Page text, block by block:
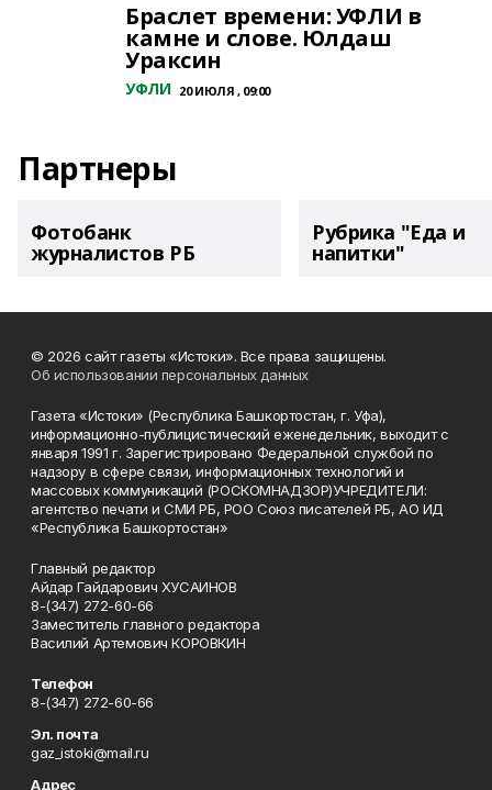
Браслет времени: УФЛИ в
камне и слове. Юлдаш
Ураксин
УФЛИ 20 ИЮЛЯ , 09:00
Партнеры
Фотобанк
журналистов РБ
Рубрика "Еда и
напитки"
© 2026 сайт газеты «Истоки». Все права защищены.
Об использовании персональных данных
Газета «Истоки» (Республика Башкортостан, г. Уфа),
информационно-публицистический еженедельник, выходит с
января 1991 г. Зарегистрировано Федеральной службой по
надзору в сфере связи, информационных технологий и
массовых коммуникаций (РОСКОМНАДЗОР)УЧРЕДИТЕЛИ:
агентство печати и СМИ РБ, РОО Союз писателей РБ, АО ИД
«Республика Башкортостан»
Главный редактор
Айдар Гайдарович ХУСАИНОВ
8-(347) 272-60-66
Заместитель главного редактора
Василий Артемович КОРОВКИН
Телефон
8-(347) 272-60-66
Эл. почта
gaz_istoki@mail.ru
Адрес